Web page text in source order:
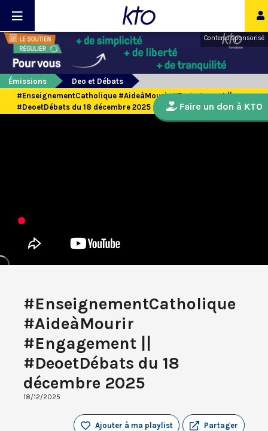
Contenu sponsorisé
Émissions
Deo et Débats
#EnseignementCatholique #AideàMourir #Engagement ||
#DeoetDébats du 18 décembre 2025
#EnseignementCatholique
#AideàMourir
#Engagement ||
#DeoetDébats du 18
décembre 2025
18/12/2025
Partager
Ajouter à ma playlist
Faire un don à KTO